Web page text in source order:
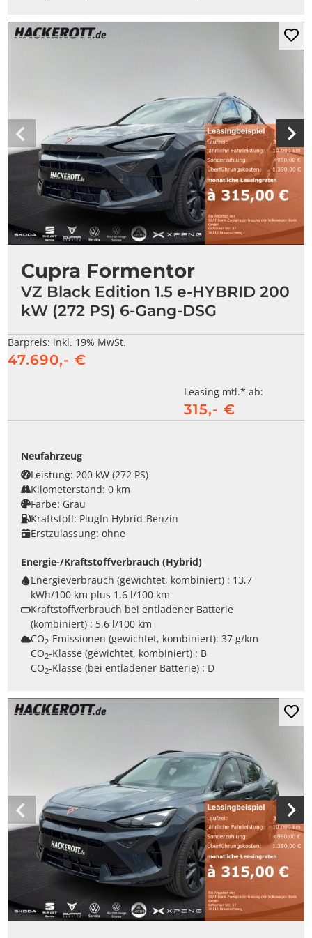
Cupra Formentor
VZ Black Edition 1.5 e-HYBRID 200
kW (272 PS) 6-Gang-DSG
Barpreis: inkl. 19% MwSt.
47.690,- €
Leasing mtl.* ab:
315,- €
Neufahrzeug
Leistung: 200 kW (272 PS)
Kilometerstand: 0 km
Farbe: Grau
Kraftstoff: PlugIn Hybrid-Benzin
Erstzulassung: ohne
Energie-/Kraftstoffverbrauch (Hybrid)
Energieverbrauch (gewichtet, kombiniert) : 13,7
kWh/100 km plus 1,6 l/100 km
Kraftstoffverbrauch bei entladener Batterie
(kombiniert) :
5,6 l/100 km
CO2-Emissionen (gewichtet, kombiniert): 37 g/km
CO2 -Klasse (gewichtet, kombiniert) : B
CO2 -Klasse (bei entladener Batterie) : D